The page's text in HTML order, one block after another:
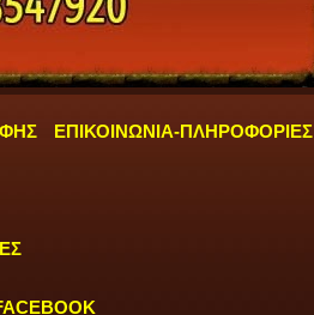
ΕΠΙΚΟΙΝΩΝΙΑ-ΠΛΗΡΟΦΟΡΙΕΣ